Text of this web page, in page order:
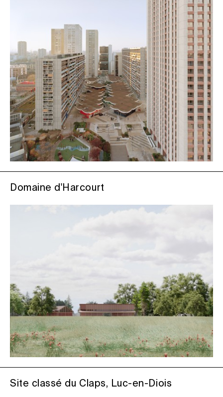
Domaine d'Harcourt
Site classé du Claps, Luc-en-Diois